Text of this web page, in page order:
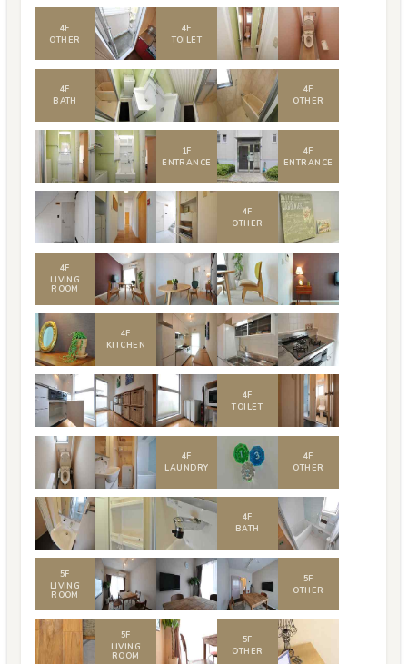
4F
OTHER
4F
TOILET
4F
BATH
4F
OTHER
1F
ENTRANCE
4F
ENTRANCE
4F
OTHER
4F
LIVING
ROOM
4F
KITCHEN
4F
TOILET
4F
LAUNDRY
4F
OTHER
4F
BATH
5F
LIVING
ROOM
5F
OTHER
5F
LIVING
ROOM
5F
OTHER